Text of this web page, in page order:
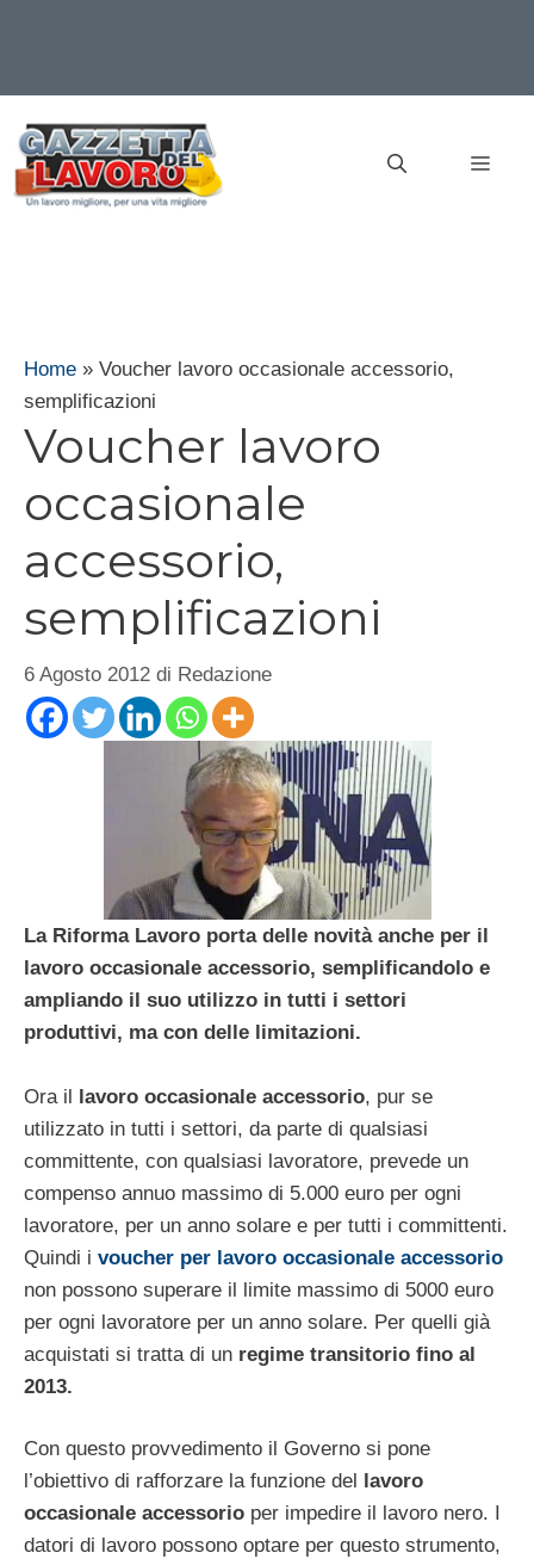
contenuto
Home » Voucher lavoro occasionale accessorio,
semplificazioni
Voucher lavoro
occasionale
accessorio,
semplificazioni
6 Agosto 2012 di Redazione
La Riforma Lavoro porta delle novità anche per il
lavoro occasionale accessorio, semplificandolo e
ampliando il suo utilizzo in tutti i settori
produttivi, ma con delle limitazioni.
Ora il lavoro occasionale accessorio, pur se
utilizzato in tutti i settori, da parte di qualsiasi
committente, con qualsiasi lavoratore, prevede un
compenso annuo massimo di 5.000 euro per ogni
lavoratore, per un anno solare e per tutti i committenti.
Quindi i voucher per lavoro occasionale accessorio
non possono superare il limite massimo di 5000 euro
per ogni lavoratore per un anno solare. Per quelli già
acquistati si tratta di un regime transitorio fino al
2013.
Con questo provvedimento il Governo si pone
l’obiettivo di rafforzare la funzione del
lavoro
occasionale accessorio per impedire il lavoro nero. I
datori di lavoro possono optare per questo strumento,